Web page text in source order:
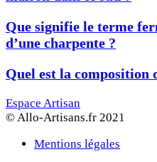
Que signifie le terme
d’une charpente ?
Quel est la composition
Espace Artisan
© Allo-Artisans.fr 2021
Mentions légales